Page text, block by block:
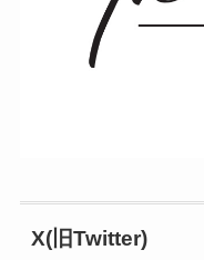
X(旧Twitter)